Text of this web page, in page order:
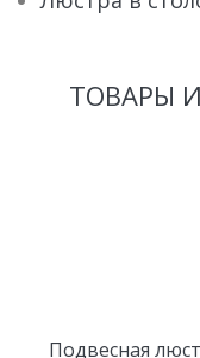
ТОВАРЫ
Подвесная